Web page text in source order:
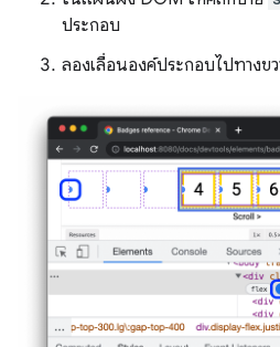
ประกอบ
ลองเลื่อนองค์ประกอบไปทางข